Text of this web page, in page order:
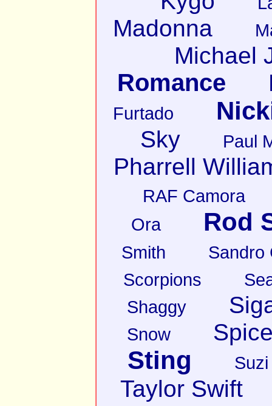
Madonna
Michael
Romance
Furtado
Sky Paul
Pharrell
RAF Camora
Ora
Rod
Smith
Sandro
Scorpions
Shaggy
Snow
Sting
Taylor Swift